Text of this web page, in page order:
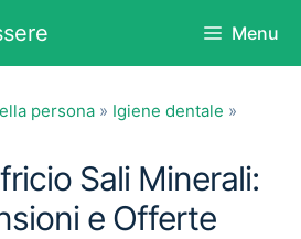
Menu
persona » Igiene dentale »
Sali Minerali:
e Offerte